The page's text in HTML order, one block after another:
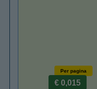
Per pagina
€ 0,015